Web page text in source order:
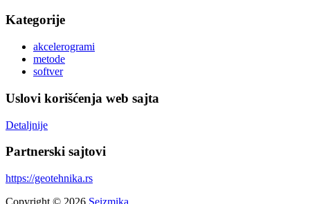
Kategorije
akcelerogrami
metode
softver
Uslovi korišćenja web sajta
Detaljnije
Partnerski sajtovi
https://geotehnika.rs
Copyright © 2026 Seizmika